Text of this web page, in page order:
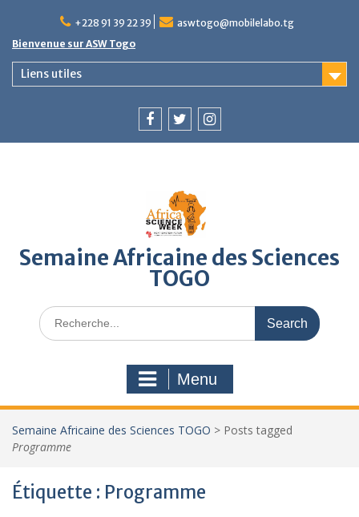
content
+228 91 39 22 39
aswtogo@mobilelabo.tg
Bienvenue sur ASW Togo
Liens utiles
Semaine Africaine des Sciences
TOGO
Search
for:
Menu
Semaine Africaine des Sciences TOGO > Posts tagged
Programme
Étiquette : Programme